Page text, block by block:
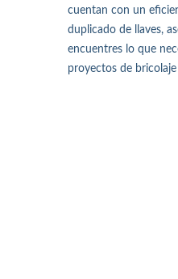
cuentan con un
duplicado de llaves,
encuentres lo que
proyectos de